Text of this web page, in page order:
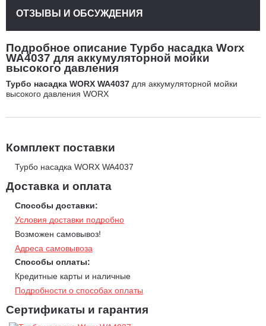
Подробное описание Турбо насадка Worx
WA4037 для аккумуляторной мойки
высокого давления
Турбо насадка WORX WA4037 для аккумуляторной мойки
высокого давления WORX
Комплект поставки
Турбо насадка WORX WA4037
Доставка и оплата
Способы доставки:
Условия доставки подробно
Возможен самовывоз!
Адреса самовывоза
Способы оплаты:
Кредитные карты и наличные
Подробности о способах оплаты
Сертификаты и гарантия
ОТЗЫВЫ И ОБСУЖДЕНИЯ